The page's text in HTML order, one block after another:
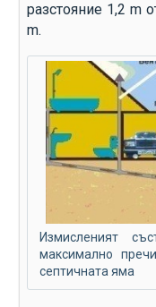
разстояние 1,2 m
m.
Измисленият
максимално
септичната яма